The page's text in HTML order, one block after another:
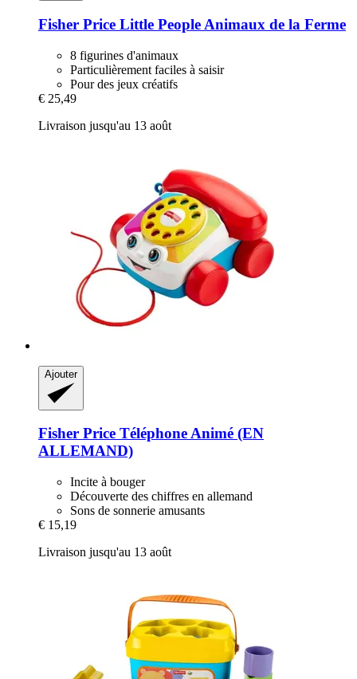
Fisher Price Little People Animaux de la Ferme
8 figurines d'animaux
Particulièrement faciles à saisir
Pour des jeux créatifs
€ 25,49
Livraison jusqu'au 13 août
Ajouter
Fisher Price Téléphone Animé (EN
ALLEMAND)
Incite à bouger
Découverte des chiffres en allemand
Sons de sonnerie amusants
€ 15,19
Livraison jusqu'au 13 août